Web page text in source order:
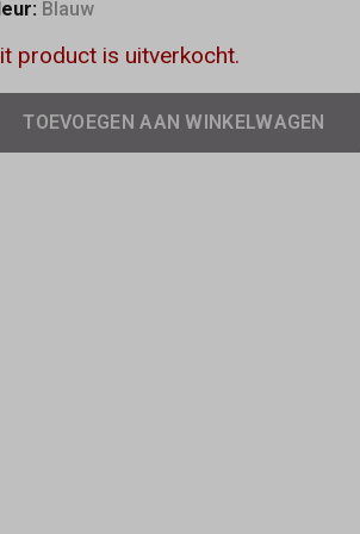
Blauw
product is uitverkocht.
TOEVOEGEN AAN WINKELWAGEN